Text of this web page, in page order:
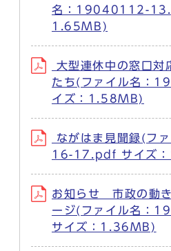
名：19040112-
1.65MB)
大型連休中の窓口対
たち(ファイル名：
イズ：1.58MB)
ながはま見聞録(フ
16-17.pdf サイズ
お知らせ 市政の動
ージ(ファイル名：
サイズ：1.36MB)